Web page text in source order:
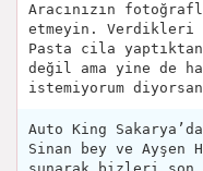
Aracınızın
etmeyin. Verdikleri
Pasta cila
değil ama yine de
istemiyorum
Auto King
Sinan bey ve Ayşen